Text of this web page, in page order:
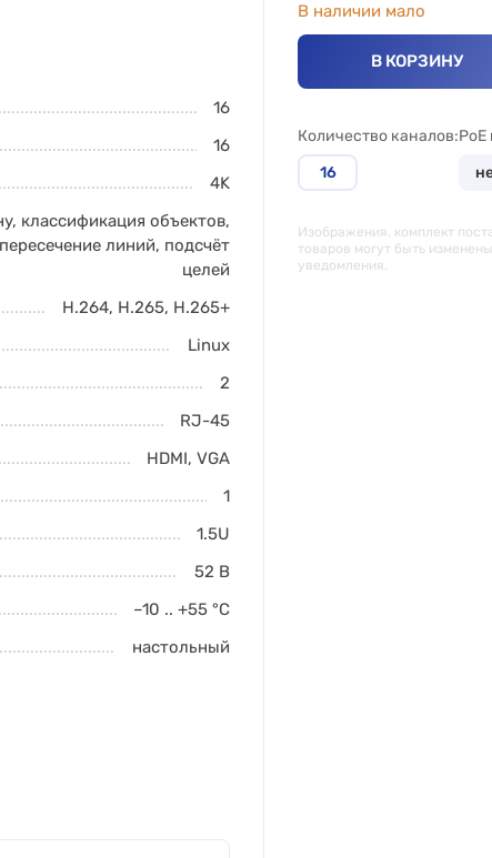
В наличии мало
В КОРЗИНУ
Количество каналов
16
PoE
Изображения, комплект
товаров могут быть
уведомления.
16
16
4K
, классификация объектов,
пересечение линий, подсчёт
целей
H.264, H.265, H.265+
Linux
2
RJ-45
HDMI,VGA
1
1.5U
52 В
–10 .. +55 °C
настольный